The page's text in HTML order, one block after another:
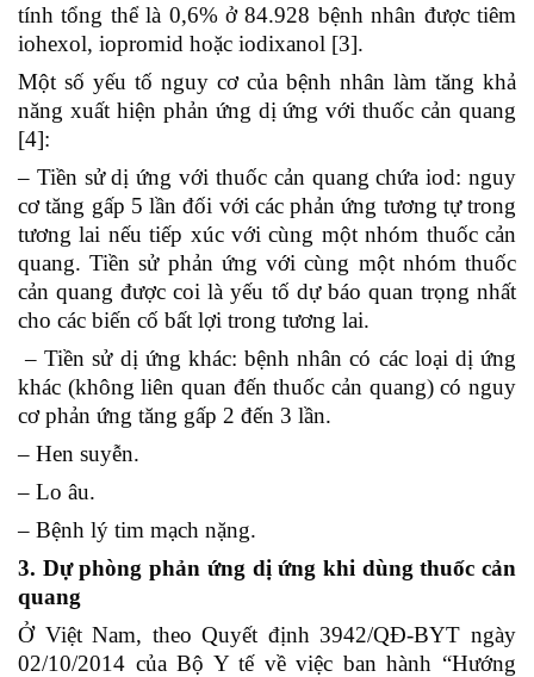
tính tổng thể là 0,6% ở 84.928 bệnh nhân được tiêm
iohexol, iopromid hoặc iodixanol [3].
Một số yếu tố nguy cơ của bệnh nhân làm tăng khả
năng xuất hiện phản ứng dị ứng với thuốc cản quang
[4]:
– Tiền sử dị ứng với thuốc cản quang chứa iod: nguy
cơ tăng gấp 5 lần đối với các phản ứng tương tự trong
tương lai nếu tiếp xúc với cùng một nhóm thuốc cản
quang. Tiền sử phản ứng với cùng một nhóm thuốc
cản quang được coi là yếu tố dự báo quan trọng nhất
cho các biến cố bất lợi trong tương lai.
– Tiền sử dị ứng khác: bệnh nhân có các loại dị ứng
khác (không liên quan đến thuốc cản quang) có nguy
cơ phản ứng tăng gấp 2 đến 3 lần.
– Hen suyễn.
– Lo âu.
– Bệnh lý tim mạch nặng.
3. Dự phòng phản ứng dị ứng khi dùng thuốc cản
quang
Ở Việt Nam, theo Quyết định 3942/QĐ-BYT ngày
02/10/2014 của Bộ Y tế về việc ban hành “Hướng